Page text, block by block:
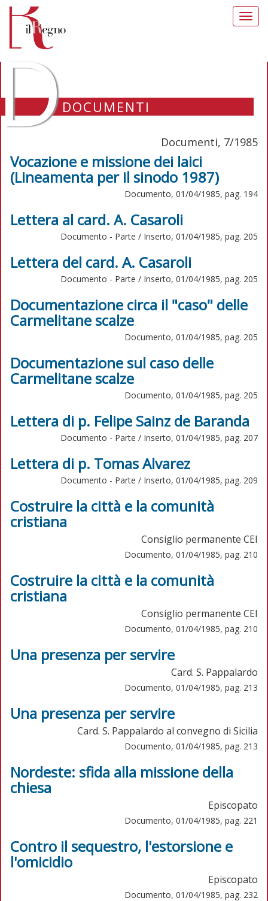
DOCUMENTI
Documenti, 7/1985
Vocazione e missione dei laici
(Lineamenta per il sinodo 1987)
Documento, 01/04/1985, pag. 194
Lettera al card. A. Casaroli
Documento - Parte / Inserto, 01/04/1985, pag. 205
Lettera del card. A. Casaroli
Documento - Parte / Inserto, 01/04/1985, pag. 205
Documentazione circa il "caso" delle
Carmelitane scalze
Documento, 01/04/1985, pag. 205
Documentazione sul caso delle
Carmelitane scalze
Documento, 01/04/1985, pag. 205
Lettera di p. Felipe Sainz de Baranda
Documento - Parte / Inserto, 01/04/1985, pag. 207
Lettera di p. Tomas Alvarez
Documento - Parte / Inserto, 01/04/1985, pag. 209
Costruire la città e la comunità
cristiana
Consiglio permanente CEI
Documento, 01/04/1985, pag. 210
Costruire la città e la comunità
cristiana
Consiglio permanente CEI
Documento, 01/04/1985, pag. 210
Una presenza per servire
Card. S. Pappalardo
Documento, 01/04/1985, pag. 213
Una presenza per servire
Card. S. Pappalardo al convegno di Sicilia
Documento, 01/04/1985, pag. 213
Nordeste: sfida alla missione della
chiesa
Episcopato
Documento, 01/04/1985, pag. 221
Contro il sequestro, l'estorsione e
l'omicidio
Episcopato
Documento, 01/04/1985, pag. 232